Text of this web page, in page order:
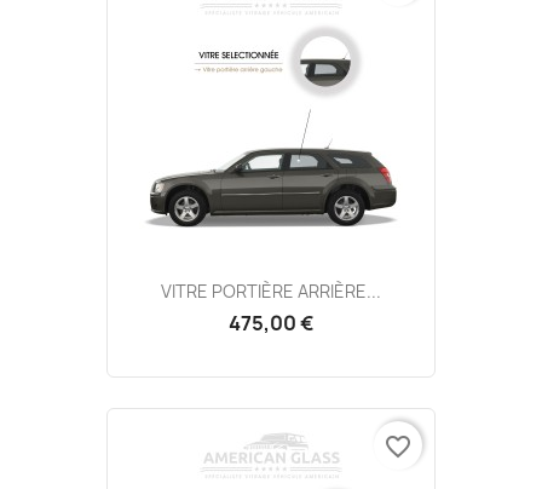
VITRE PORTIÈRE ARRIÈRE...
475,00 €
favorite_border